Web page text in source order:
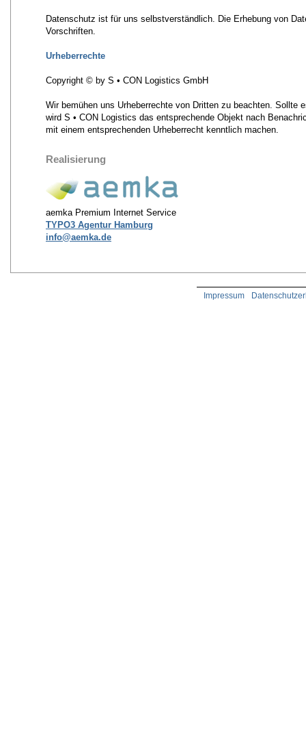
Datenschutz ist für uns selbstverständlich. Die Erhebung von
Vorschriften.
Urheberrechte
Copyright © by S • CON Logistics GmbH
Wir bemühen uns Urheberrechte von Dritten zu beachten. Sollte
wird S • CON Logistics das entsprechende Objekt nach
mit einem entsprechenden Urheberrecht kenntlich machen.
Realisierung
aemka Premium Internet Service
TYPO3 Agentur Hamburg
info@aemka.de
Impressum